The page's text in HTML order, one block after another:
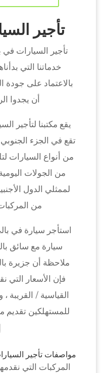
تأجير
تأجير السيارات
بالاعتماد على جودة
أن يجدوا
يقع مكتبنا لتأجير
تقع في الجزء الجنوبي
من أنواع السيارات
من الجولات
لممثلي الدول
من
استأجر سيارة في
سيارة مع سائق
ملاحظة أن جزيرة
فإن الأسعار
القياسية / القريبة
للمستهلكين
مواصفات تأجير
المركبات التي